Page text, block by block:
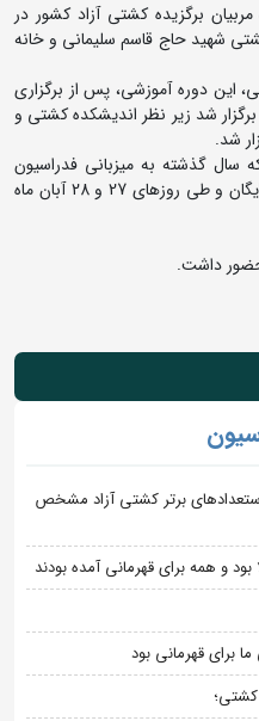
برگزیده کشتی آزاد کشور در
کشتی شهید حاج قاسم سلیمانی و خانه
این دوره آموزشی، پس از برگزاری
شد زیر نظر اندیشکده کشتی و
شد.
سال گذشته به میزبانی فدراسیون
برگزار شد، به مدت 2 روز و به صورت رایگان و طی روزهای 27 و 28 آبان ماه
حضور داشت.
استعدادهای برتر کشتی آزاد مشخص
و همه برای قهرمانی آمده بودند
برای قهرمانی بود
کشتی؛